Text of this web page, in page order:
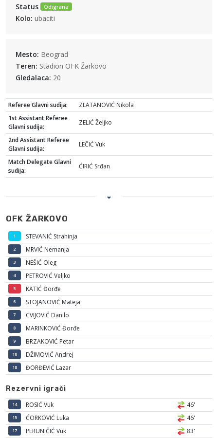
Status
Odigrana
Kolo: ubaciti
Mesto: Beograd
Teren: Stadion OFK Žarkovo
Gledalaca: 20
Referee Glavni sudija:
ZLATANOVIĆ Nikola
1st Assistant Referee
Glavni sudija:
ZELIĆ Željko
2nd Assistant Referee
Glavni sudija:
LEČIĆ Vuk
Match Delegate Glavni
sudija:
ĆIRIĆ Srđan
OFK ŽARKOVO
1 STEVANIĆ Strahinja
2 MRVIĆ Nemanja
3 NEŠIĆ Oleg
4 PETROVIĆ Veljko
5 KATIĆ Đorđe
6 STOJANOVIĆ Mateja
7 CVIJOVIĆ Danilo
8 MARINKOVIĆ Đorđe
9 BRZAKOVIĆ Petar
10 DŽIMOVIĆ Andrej
18 ĐORĐEVIĆ Lazar
Rezervni igrači
14 ROSIĆ Vuk 46'
15 ĆORKOVIĆ Luka 46'
17 PERUNIČIĆ Vuk 83'